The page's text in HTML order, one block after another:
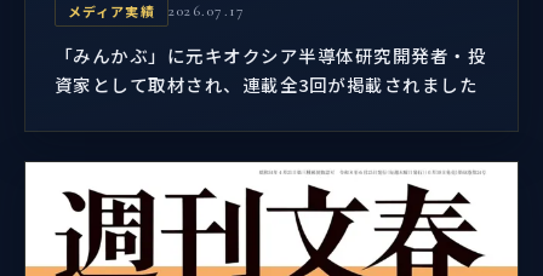
メディア実績 2026.07.17
「みんかぶ」に元キオクシア半導体研究開発者・投
資家として取材され、連載全3回が掲載されました